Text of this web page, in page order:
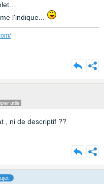
l'indique...
utile
, ni de descriptif ??